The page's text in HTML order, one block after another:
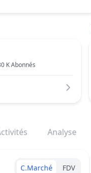
KAbonnés
Analyse
C.Marché FDV